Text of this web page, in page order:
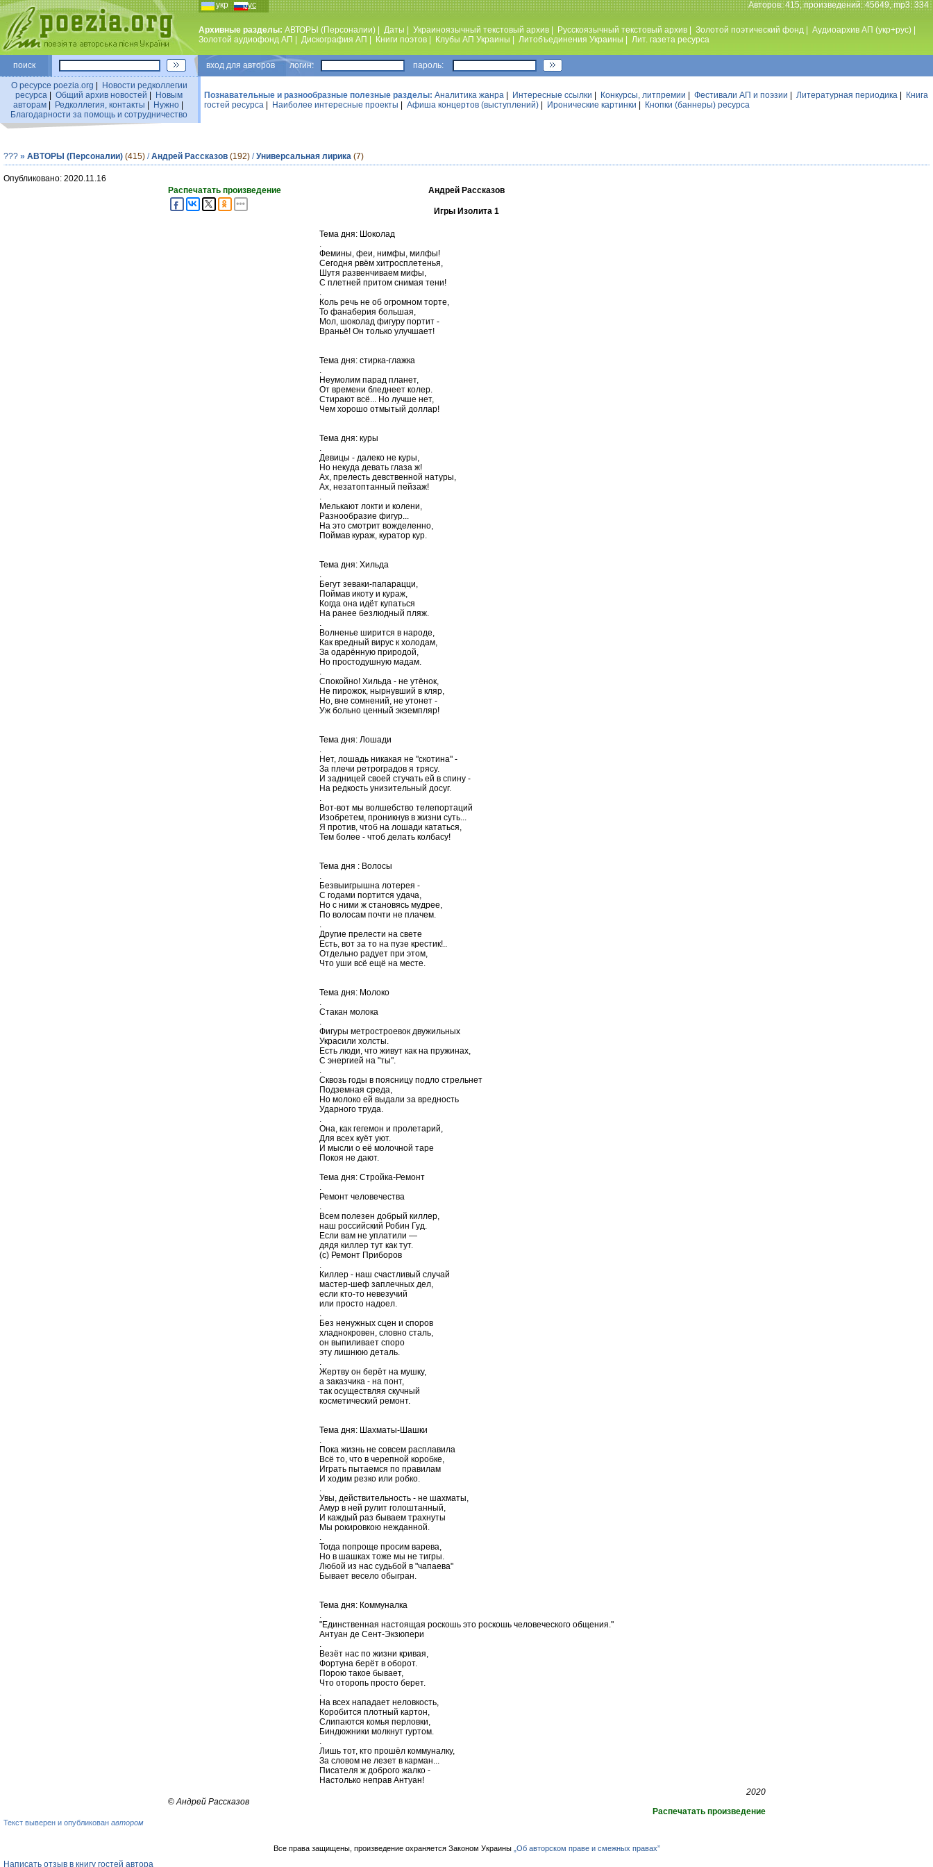
укр рус Авторов: 415, произведений: 45649, mp3: 334
Архивные разделы: АВТОРЫ (Персоналии) Даты Украиноязычный текстовый архив Русскоязычный текстовый архив Золотой поэтический фонд Аудиоархив АП (укр+рус)
Золотой аудиофонд АП
Дискография АП Книги поэтов Клубы АП Украины Литобъединения Украины Лит. газета ресурса
поиск вход для авторов логин: пароль:
О ресурсе poezia.org
Новости редколлегии
ресурса
Общий архив новостей
Новым
авторам| Редколлегия, контакты Нужно|
Благодарности за помощь и сотрудничество
Познавательные и разнообразные полезные разделы: Аналитика жанра Интересные ссылки Конкурсы, литпремии Фестивали АП и поэзии Литературная периодика
Книга
гостей ресурса
Наиболее интересные проекты Афиша концертов (выступлений) Иронические картинки Кнопки (баннеры) ресурса
??? » АВТОРЫ (Персоналии) (415) /Андрей Рассказов (192) /Универсальная лирика (7)
Опубликовано: 2020.11.16
Распечатать произведение
Андрей Рассказов
Игры Изолита 1
Тема дня: Шоколад
.
Фемины, феи, нимфы, милфы!
Сегодня рвём хитросплетенья,
Шутя развенчиваем мифы,
С плетней притом снимая тени!
.
Коль речь не об огромном торте,
То фанаберия большая,
Мол, шоколад фигуру портит -
Враньё! Он только улучшает!
Тема дня: стирка-глажка
.
Неумолим парад планет,
От времени бледнеет колер.
Стирают всё... Но лучше нет,
Чем хорошо отмытый доллар!
Тема дня: куры
.
Девицы - далеко не куры,
Но некуда девать глаза ж!
Ах, прелесть девственной натуры,
Ах, незатоптанный пейзаж!
.
Мелькают локти и колени,
Разнообразие фигур...
На это смотрит вожделенно,
Поймав кураж, куратор кур.
Тема дня: Хильда
.
Бегут зеваки-папарацци,
Поймав икоту и кураж,
Когда она идёт купаться
На ранее безлюдный пляж.
.
Волненье ширится в народе,
Как вредный вирус к холодам,
За одарённую природой,
Но простодушную мадам.
.
Спокойно! Хильда - не утёнок,
Не пирожок, нырнувший в кляр,
Но, вне сомнений, не утонет -
Уж больно ценный экземпляр!
Тема дня: Лошади
.
Нет, лошадь никакая не "скотина" -
За плечи ретроградов я трясу.
И задницей своей стучать ей в спину -
На редкость унизительный досуг.
.
Вот-вот мы волшебство телепортаций
Изобретем, проникнув в жизни суть...
Я против, чтоб на лошади кататься,
Тем более - чтоб делать колбасу!
Тема дня : Волосы
.
Безвыигрышна лотерея -
С годами портится удача,
Но с ними ж становясь мудрее,
По волосам почти не плачем.
.
Другие прелести на свете
Есть, вот за то на пузе крестик!..
Отдельно радует при этом,
Что уши всё ещё на месте.
Тема дня: Молоко
.
Стакан молока
.
Фигуры метростроевок двужильных
Украсили холсты.
Есть люди, что живут как на пружинах,
С энергией на "ты".
.
Сквозь годы в поясницу подло стрельнет
Подземная среда,
Но молоко ей выдали за вредность
Ударного труда.
.
Она, как гегемон и пролетарий,
Для всех куёт уют.
И мысли о её молочной таре
Покоя не дают.
Тема дня: Стройка-Ремонт
.
Ремонт человечества
.
Всем полезен добрый киллер,
наш российский Робин Гуд.
Если вам не уплатили —
дядя киллер тут как тут.
(c) Ремонт Приборов
.
Киллер - наш счастливый случай
мастер-шеф заплечных дел,
если кто-то невезучий
или просто надоел.
.
Без ненужных сцен и споров
хладнокровен, словно сталь,
он выпиливает споро
эту лишнюю деталь.
.
Жертву он берёт на мушку,
а заказчика - на понт,
так осуществляя скучный
косметический ремонт.
Тема дня: Шахматы-Шашки
.
Пока жизнь не совсем расплавила
Всё то, что в черепной коробке,
Играть пытаемся по правилам
И ходим резко или робко.
.
Увы, действительность - не шахматы,
Амур в ней рулит голоштанный,
И каждый раз бываем трахнуты
Мы рокировкою нежданной.
.
Тогда попроще просим варева,
Но в шашках тоже мы не тигры.
Любой из нас судьбой в "чапаева"
Бывает весело обыгран.
Тема дня: Коммуналка
.
"Единственная настоящая роскошь это роскошь человеческого общения."
Антуан де Сент-Экзюпери
.
Везёт нас по жизни кривая,
Фортуна берёт в оборот.
Порою такое бывает,
Что оторопь просто берет.
.
На всех нападает неловкость,
Коробится плотный картон,
Слипаются комья перловки,
Биндюжники молкнут гуртом.
.
Лишь тот, кто прошёл коммуналку,
За словом не лезет в карман...
Писателя ж доброго жалко -
Настолько неправ Антуан!
2020
©Андрей Рассказов
Распечатать произведение
Текст выверен и опубликован автором
Все права защищены, произведение охраняется Законом Украины „Об авторском праве и смежных правах”
Написать отзыв в книгу гостей автора